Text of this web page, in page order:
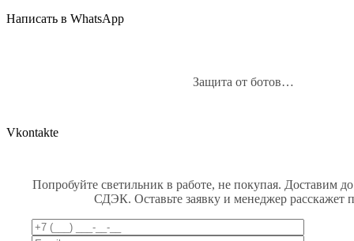
Написать в WhatsApp
Защита от ботов…
Vkontakte
Попробуйте светильник в работе, не покупая. Доставим
СДЭК. Оставьте заявку и менеджер расскажет